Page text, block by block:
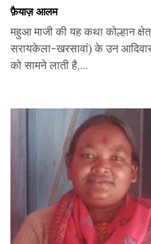
फ़ैयाज़ आलम
महुआ माजी की यह कथा कोल्हान
सरायकेला-खरसावां) के उन
को सामने लाती है,...